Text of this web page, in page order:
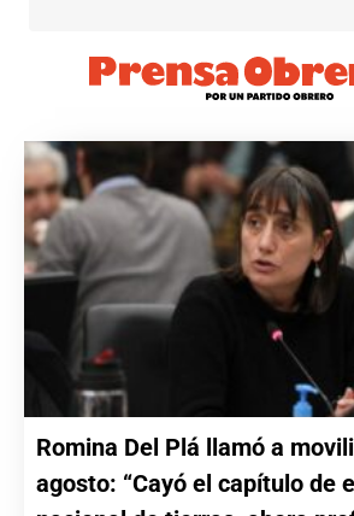
Romina Del Plá llamó a
agosto: “Cayó el capítulo de